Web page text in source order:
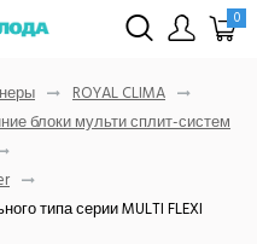
0
ROYAL CLIMA
блоки мульти сплит-систем
типа серии MULTI FLEXI